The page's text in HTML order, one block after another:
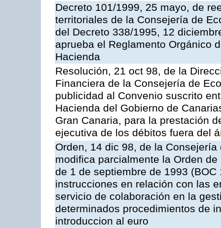
Decreto 101/1999, 25 mayo, de
territoriales de la Consejería de
del Decreto 338/1995, 12
aprueba el Reglamento Orgánico
Hacienda
Resolución, 21 oct 98, de la
Financiera de la Consejería de
publicidad al Convenio suscrito
Hacienda del Gobierno de
Gran Canaria, para la prestación
ejecutiva de los débitos fuera del
Orden, 14 dic 98, de la
modifica parcialmente la Orden
de 1 de septiembre de 1993
instrucciones en relación con las
servicio de colaboración en la
determinados procedimientos de
introduccion al euro